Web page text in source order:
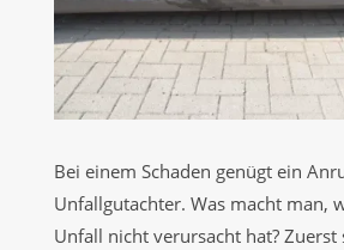
Bei einem Schaden genügt ein
Unfallgutachter. Was macht man,
Unfall nicht verursacht hat?